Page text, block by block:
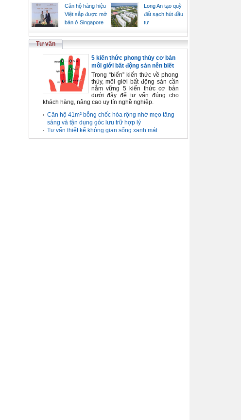
Căn hộ hàng hiệu
Việt sắp được mở
bán ở Singapore
Long An tạo quỹ
đất sạch hút đầu
tư
Tư vấn
5 kiến thức phong thủy cơ bản
môi giới bất động sản nên biết
Trong “biển” kiến thức về phong
thủy, môi giới bất động sản cần
nắm vững 5 kiến thức cơ bản
dưới đây để tư vấn đúng cho
khách hàng, nâng cao uy tín nghề nghiệp.
Căn hộ 41m² bỗng chốc hóa rộng nhờ mẹo tăng
sáng và tận dụng góc lưu trữ hợp lý
Tư vấn thiết kế không gian sống xanh mát